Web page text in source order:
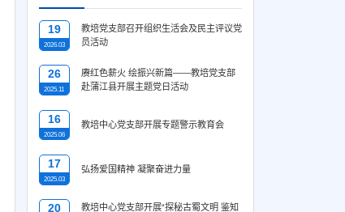
19
2026.03
教培党支部召开组织生活会及民主评议党
员活动
26
2025.11
赓红色薪火 绘振兴新篇——教培党支部
赴蒲江县开展主题党日活动
16
2025.06
教培中心党支部开展专题警示教育会
17
2025.03
弘扬爱国精神 凝聚奋进力量
20
教培中心党支部开展“探秘古蜀文明 鉴知